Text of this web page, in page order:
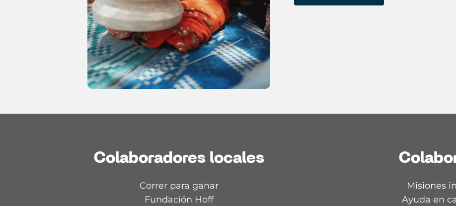
Colaboradores locales
Correr para ganar
Fundación Hoff
Misiones
Ayuda en